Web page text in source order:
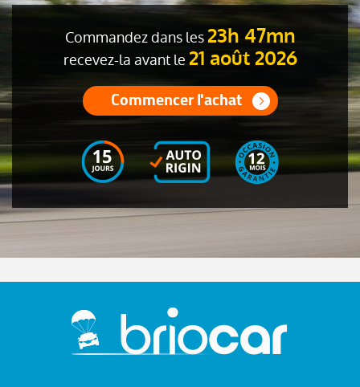
Commandez dans les 23h 47mn
recevez-la avant le 21 août 2026
Commencer l'achat